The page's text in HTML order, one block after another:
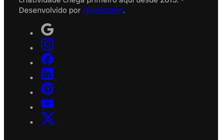
Desenvolvido por Hiperstorm.